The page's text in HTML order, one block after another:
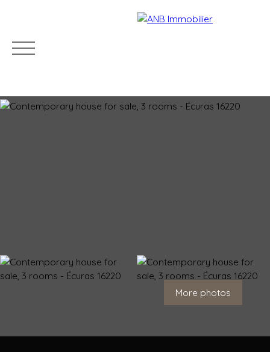
For Sale To Rent To Sell Estimate
More photos